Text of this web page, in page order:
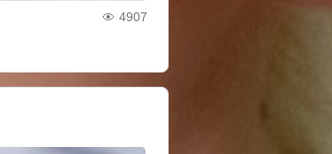
4907